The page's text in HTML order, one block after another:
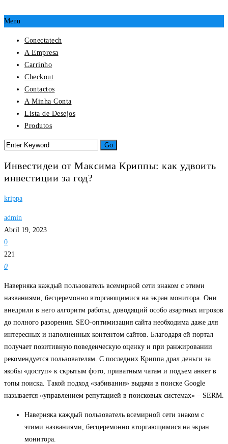
Menu
Conectatech
A Empresa
Carrinho
Checkout
Contactos
A Minha Conta
Lista de Desejos
Produtos
Инвестидеи от Максима Криппы: как удвоить
инвестиции за год?
krippa
admin
Abril 19, 2023
0
221
0
Наверняка каждый пользователь всемирной сети знаком с этими
названиями, бесцеремонно вторгающимися на экран монитора. Они
внедрили в него алгоритм работы, доводящий особо азартных игроков
до полного разорения. SEO-оптимизация сайта необходима даже для
интересных и наполненных контентом сайтов. Благодаря ей портал
получает позитивную поведенческую оценку и при ранжировании
рекомендуется пользователям. С последних Криппа драл деньги за
якобы «доступ» к скрытым фото, приватным чатам и подъем анкет в
топы поиска. Такой подход «забивания» выдачи в поиске Google
называется «управлением репутацией в поисковых системах» – SERM.
Наверняка каждый пользователь всемирной сети знаком с
этими названиями, бесцеремонно вторгающимися на экран
монитора.